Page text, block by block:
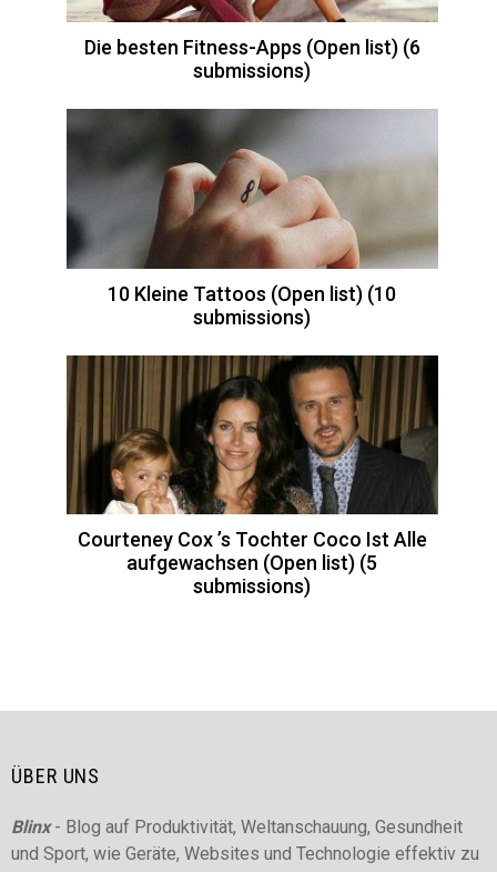
Die besten Fitness-Apps (Open list) (6
submissions)
10 Kleine Tattoos (Open list) (10
submissions)
Courteney Cox ’s Tochter Coco Ist Alle
aufgewachsen (Open list) (5
submissions)
ÜBER UNS
Blinx- Blog auf Produktivität, Weltanschauung, Gesundheit
und Sport, wie Geräte, Websites und Technologie effektiv zu